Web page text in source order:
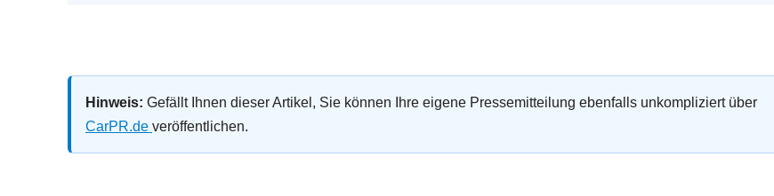
Hinweis: Gefällt Ihnen dieser Artikel, Sie können Ihre eigene Pressemitteilung ebenfalls unkompliziert über
CarPR.de veröffentlichen.